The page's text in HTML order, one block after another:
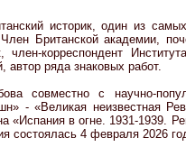
историк, один из
Британской академии,
член-корреспондент
автор ряда знаковых работ.
совместно с научно-
- «Великая неизвестная
«Испания в огне. 1931-1939.
состоялась 4 февраля 2026